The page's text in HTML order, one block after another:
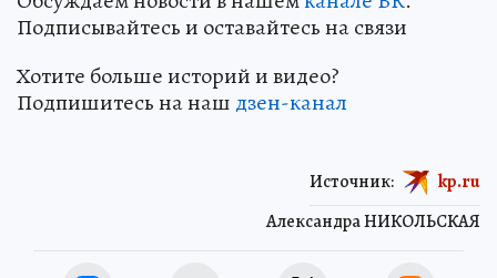
Подписывайтесь и оставайтесь на связи
Хотите больше историй и видео?
Подпишитесь на наш дзен-канал
Александра НИКОЛЬСКАЯ
Источник: kp.ru